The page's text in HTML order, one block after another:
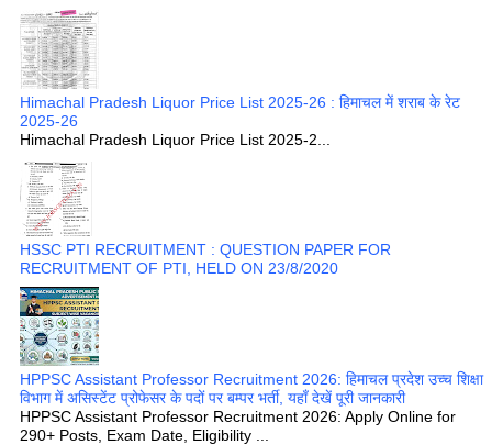
Himachal Pradesh Liquor Price List 2025-26 : हिमाचल में शराब के रेट
2025-26
Himachal Pradesh Liquor Price List 2025-2...
HSSC PTI RECRUITMENT : QUESTION PAPER FOR
RECRUITMENT OF PTI, HELD ON 23/8/2020
HPPSC Assistant Professor Recruitment 2026: हिमाचल प्रदेश उच्च शिक्षा
विभाग में असिस्टेंट प्रोफेसर के पदों पर बम्पर भर्ती, यहाँ देखें पूरी जानकारी
HPPSC Assistant Professor Recruitment 2026: Apply Online for
290+ Posts, Exam Date, Eligibility ...